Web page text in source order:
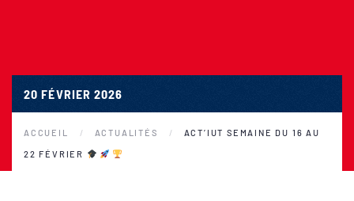
20 FÉVRIER 2026
ACCUEIL ACTUALITÉS ACT’IUT SEMAINE DU 16 AU
22 FÉVRIER